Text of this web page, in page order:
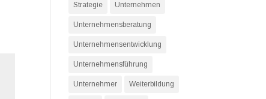
Strategie Unternehmen
Unternehmensberatung
Unternehmensentwicklung
Unternehmensführung
Unternehmer Weiterbildung